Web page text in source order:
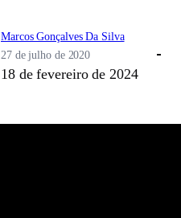
Marcos Gonçalves Da Silva
27 de julho de 2020
18 de fevereiro de 2024